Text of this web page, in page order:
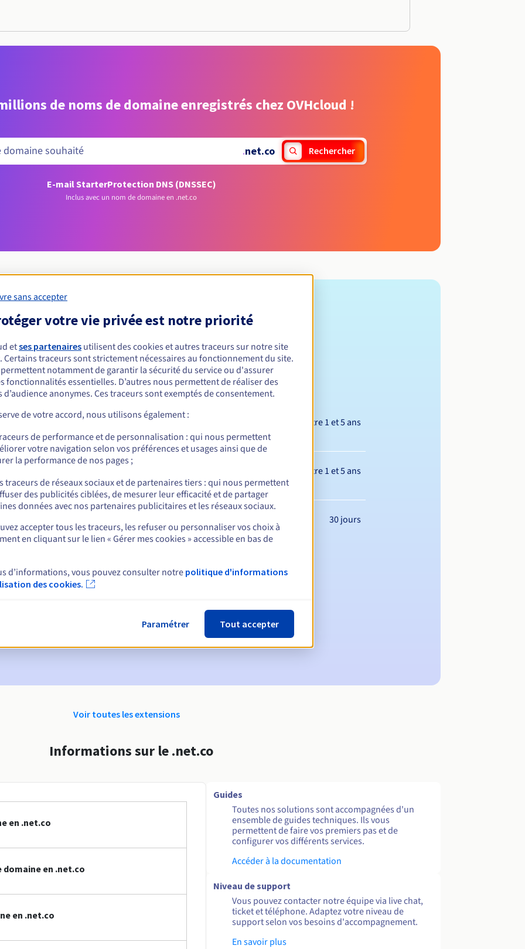
de noms de domaine enregistrés chez OVHcloud !
.net.co Rechercher
E-mail StarterProtection DNS (DNSSEC)
Inclus avec un nom de domaine en .net.co
Conditions d'éligibilité
.net.co ?
physiques ou morales, sans restriction géographique.
Règles de gestion et notifications
Entre 1 et 5 ans
Entre 1 et 5 ans
30 jours
:
60, 30, 15, 7 et 3 jours avant la date d'échéance
pour notification de la suspension du nom de domaine
de rédemption pour notification de la suppression du nom de domaine
Voir toutes les extensions
Informations sur le .net.co
en .net.co
en .net.co
en .net.co
Guides
Toutes nos solutions sont accompagnées d'un
ensemble de guides techniques. Ils vous
permettent de faire vos premiers pas et de
configurer vos différents services.
Accéder à la documentation
Niveau de support
Vous pouvez contacter notre équipe via live chat,
ticket et téléphone. Adaptez votre niveau de
support selon vos besoins d'accompagnement.
En savoir plus
sans accepter
votre vie privée est notre priorité
etses partenaires utilisent des cookies et autres traceurs sur notre site
Certains traceurs sont strictement nécessaires au fonctionnement du site.
notamment de garantir la sécurité du service ou d'assurer
fonctionnalités essentielles. D’autres nous permettent de réaliser des
d’audience anonymes. Ces traceurs sont exemptés de consentement.
de votre accord, nous utilisons également :
de performance et de personnalisation : qui nous permettent
votre navigation selon vos préférences et usages ainsi que de
la performance de nos pages ;
traceurs de réseaux sociaux et de partenaires tiers : qui nous permettent
des publicités ciblées, de mesurer leur efficacité et de partager
données avec nos partenaires publicitaires et les réseaux sociaux.
accepter tous les traceurs, les refuser ou personnaliser vos choix à
en cliquant sur le lien « Gérer mes cookies » accessible en bas de
d’informations, vous pouvez consulter notre politique d'informations
des cookies.
Paramétrer Tout accepter